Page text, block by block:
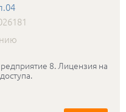
8. Лицензия на